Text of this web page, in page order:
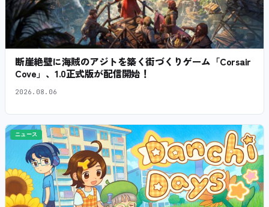
断崖絶壁に海賊のアジトを築く街づくりゲーム「Corsair
Cove」、1.0正式版が配信開始！
2026.08.06
ニュース